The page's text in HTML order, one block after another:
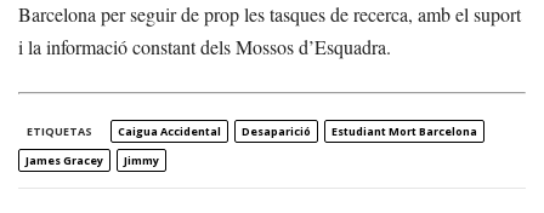
Barcelona per seguir de prop les tasques de recerca, amb el suport
i la informació constant dels Mossos d’Esquadra.
ETIQUETAS Caigua Accidental Desaparició
Estudiant Mort Barcelona
James Gracey
Jimmy